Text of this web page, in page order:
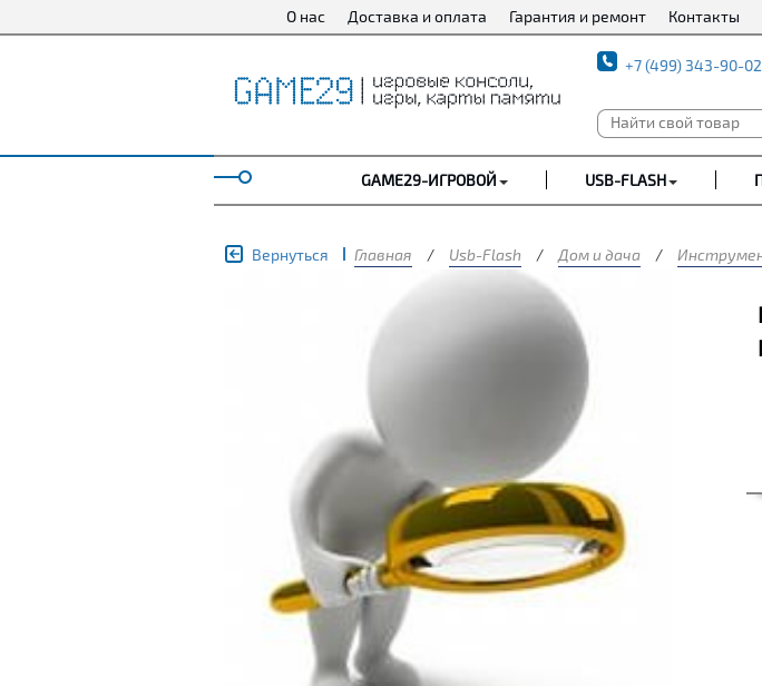
О нас Доставка и оплата Гарантия и ремонт Контакты
+7 (499) 343-90-02
GAME29-ИГРОВОЙ USB-FLASH
Вернуться Главная / Usb-Flash / Дом и дача /